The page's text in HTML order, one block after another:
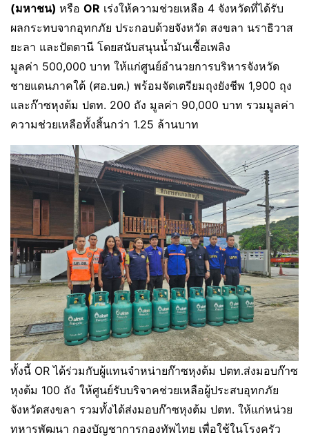
(มหาชน) หรือ OR เร่งให้ความช่วยเหลือ 4 จังหวัดที่ได้รับ
ผลกระทบจากอุทกภัย ประกอบด้วยจังหวัด สงขลา นราธิวาส
ยะลา และปัตตานี โดยสนับสนุนน้ำมันเชื้อเพลิง
มูลค่า 500,000 บาท ให้แก่ศูนย์อำนวยการบริหารจังหวัด
ชายแดนภาคใต้ (ศอ.บต.) พร้อมจัดเตรียมถุงยังชีพ 1,900 ถุง
และก๊าซหุงต้ม ปตท. 200 ถัง มูลค่า 90,000 บาท รวมมูลค่า
ความช่วยเหลือทั้งสิ้นกว่า 1.25 ล้านบาท
ทั้งนี้ OR ได้ร่วมกับผู้แทนจำหน่ายก๊าซหุงต้ม ปตท.ส่งมอบก๊าซ
หุงต้ม 100 ถัง ให้ศูนย์รับบริจาคช่วยเหลือผู้ประสบอุทกภัย
จังหวัดสงขลา รวมทั้งได้ส่งมอบก๊าซหุงต้ม ปตท. ให้แก่หน่วย
ทหารพัฒนา กองบัญชาการกองทัพไทย เพื่อใช้ในโรงครัว